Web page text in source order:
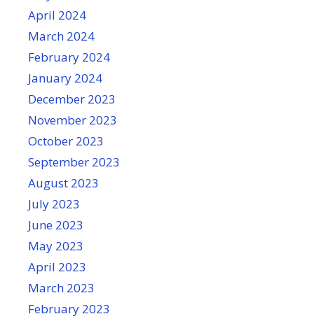
April 2024
March 2024
February 2024
January 2024
December 2023
November 2023
October 2023
September 2023
August 2023
July 2023
June 2023
May 2023
April 2023
March 2023
February 2023